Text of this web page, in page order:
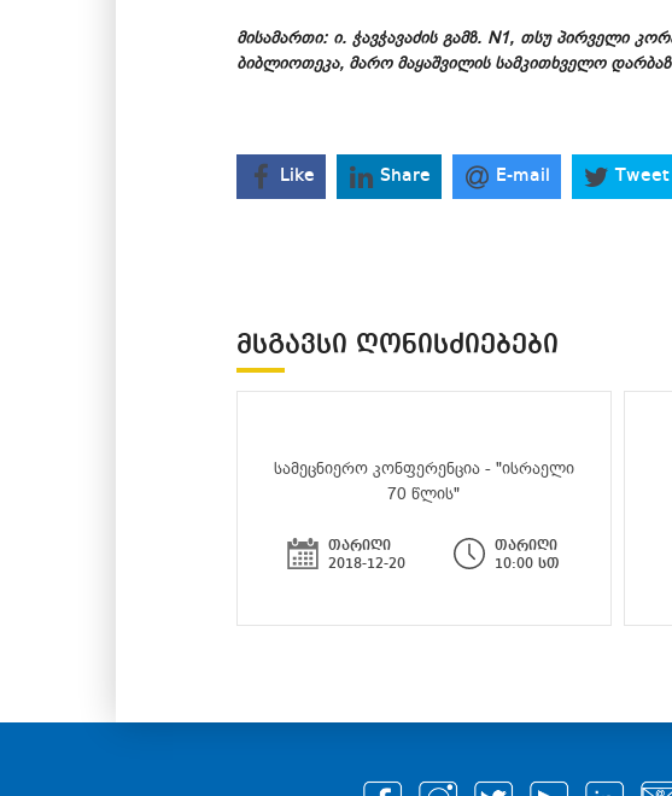
მისამართი: ი. ჭავჭავაძის გამზ. N1, თსუ პირველი
ბიბლიოთეკა, მარო მაყაშვილის სამკითხველო
Like Share E-mail Tweet
ᲛᲡᲒᲐᲕᲡᲘ ᲦᲝᲜᲘᲡᲫᲘᲔᲑᲔᲑᲘ
სამეცნიერო კონფერენცია - "ისრაელი
70 წლის"
თარიღი
2018-12-20
თარიღი
10:00 სთ